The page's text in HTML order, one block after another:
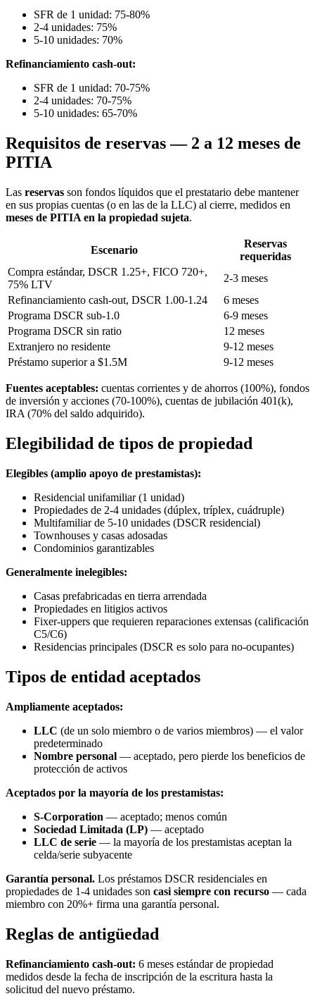
SFR de 1 unidad: 75-80%
2-4 unidades: 75%
5-10 unidades: 70%
Refinanciamiento cash-out:
SFR de 1 unidad: 70-75%
2-4 unidades: 70-75%
5-10 unidades: 65-70%
Requisitos de reservas — 2 a 12 meses de
PITIA
Las reservas son fondos líquidos que el prestatario debe mantener
en sus propias cuentas (o en las de la LLC) al cierre, medidos en
meses de PITIA en la propiedad sujeta.
Escenario
Reservas
requeridas
Compra estándar, DSCR 1.25+, FICO 720+,
75% LTV
2-3 meses
Refinanciamiento cash-out, DSCR 1.00-1.24
6 meses
Programa DSCR sub-1.0
6-9 meses
Programa DSCR sin ratio
12 meses
Extranjero no residente
9-12 meses
Préstamo superior a $1.5M
9-12 meses
Fuentes aceptables: cuentas corrientes y de ahorros (100%), fondos
de inversión y acciones (70-100%), cuentas de jubilación 401(k),
IRA (70% del saldo adquirido).
Elegibilidad de tipos de propiedad
Elegibles (amplio apoyo de prestamistas):
Residencial unifamiliar (1 unidad)
Propiedades de 2-4 unidades (dúplex, tríplex, cuádruple)
Multifamiliar de 5-10 unidades (DSCR residencial)
Townhouses y casas adosadas
Condominios garantizables
Generalmente inelegibles:
Casas prefabricadas en tierra arrendada
Propiedades en litigios activos
Fixer-uppers que requieren reparaciones extensas (calificación
C5/C6)
Residencias principales (DSCR es solo para no-ocupantes)
Tipos de entidad aceptados
Ampliamente aceptados:
LLC (de un solo miembro o de varios miembros) — el valor
predeterminado
Nombre personal — aceptado, pero pierde los beneficios de
protección de activos
Aceptados por la mayoría de los prestamistas:
S-Corporation — aceptado; menos común
Sociedad Limitada (LP) — aceptado
LLC de serie — la mayoría de los prestamistas aceptan la
celda/serie subyacente
Garantía personal. Los préstamos DSCR residenciales en
propiedades de 1-4 unidades son casi siempre con recurso — cada
miembro con 20%+ firma una garantía personal.
Reglas de antigüedad
Refinanciamiento cash-out: 6 meses estándar de propiedad
medidos desde la fecha de inscripción de la escritura hasta la
solicitud del nuevo préstamo.